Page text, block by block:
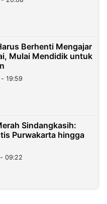
Berhenti Mengajar
Mulai Mendidik untuk
19:59
Sindangkasih:
Purwakarta hingga
09:22